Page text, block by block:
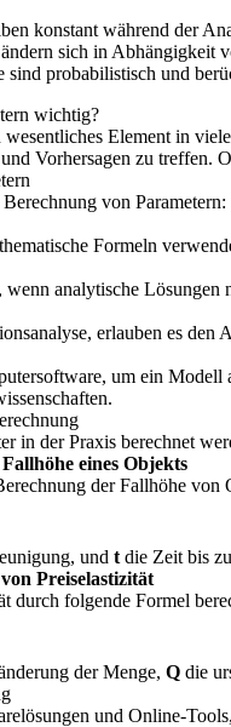
konstant während der
sich in Abhängigkeit
sind probabilistisch und
wichtig?
Element in
Vorhersagen zu treffen.
von Parametern:
Formeln
analytische
erlauben es
um ein
in der Praxis berechnet
eines Objekts
der Fallhöhe
und t die Zeit bis
Preiselastizität
durch folgende Formel
der Menge, Q die
und Online-